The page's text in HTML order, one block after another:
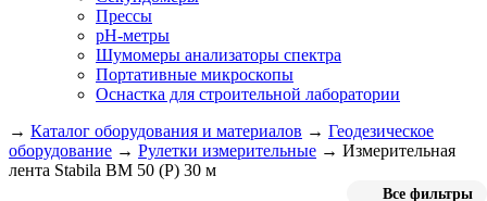
Прессы
pH-метры
Шумомеры анализаторы спектра
Портативные микроскопы
Оснастка для строительной лаборатории
→ Каталог оборудования и материалов → Геодезическое
оборудование → Рулетки измерительные → Измерительная
лента Stabila BM 50 (P) 30 м
Все фильтры